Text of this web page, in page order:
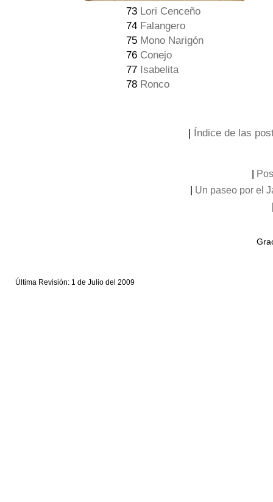
73 Lori Cenceño
74 Falangero
75 Mono Narigón
76 Conejo
77 Isabelita
78 Ronco
| Índice de las
Un paseo por el
Última Revisión: 1 de Julio del 2009